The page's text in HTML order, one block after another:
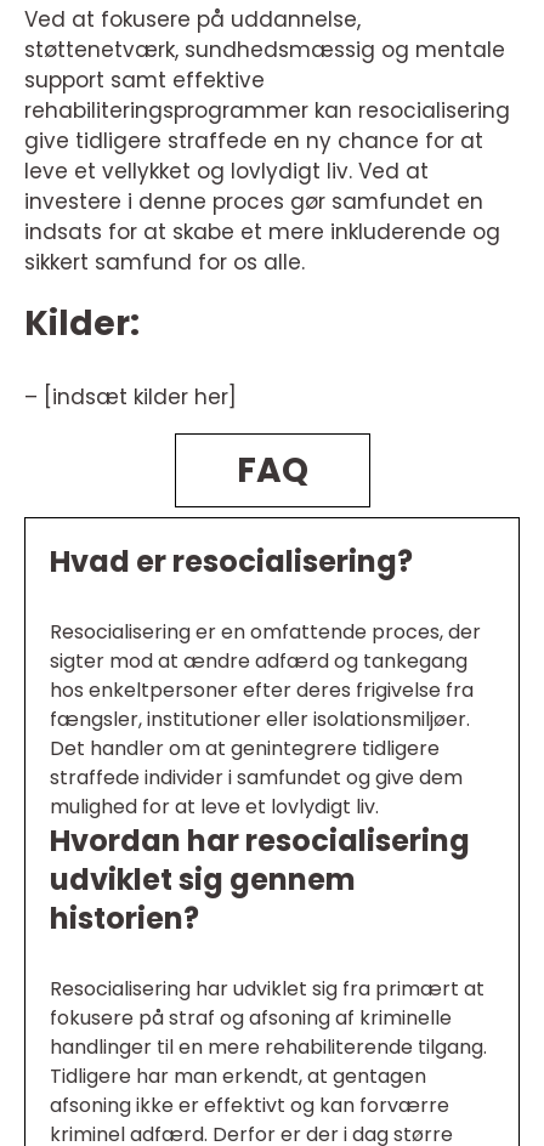
Ved at fokusere på uddannelse,
støttenetværk, sundhedsmæssig og mentale
support samt effektive
rehabiliteringsprogrammer kan resocialisering
give tidligere straffede en ny chance for at
leve et vellykket og lovlydigt liv. Ved at
investere i denne proces gør samfundet en
indsats for at skabe et mere inkluderende og
sikkert samfund for os alle.
Kilder:
– [indsæt kilder her]
FAQ
Hvad er resocialisering?
Resocialisering er en omfattende proces, der
sigter mod at ændre adfærd og tankegang
hos enkeltpersoner efter deres frigivelse fra
fængsler, institutioner eller isolationsmiljøer.
Det handler om at genintegrere tidligere
straffede individer i samfundet og give dem
mulighed for at leve et lovlydigt liv.
Hvordan har resocialisering
udviklet sig gennem
historien?
Resocialisering har udviklet sig fra primært at
fokusere på straf og afsoning af kriminelle
handlinger til en mere rehabiliterende tilgang.
Tidligere har man erkendt, at gentagen
afsoning ikke er effektivt og kan forværre
kriminel adfærd. Derfor er der i dag større